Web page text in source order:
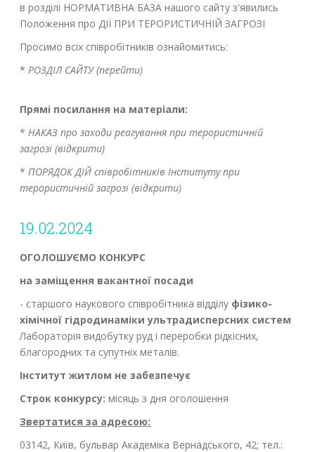
в розділі НОРМАТИВНА БАЗА нашого сайту з'явились
Положення про ДІЇ ПРИ ТЕРОРИСТИЧНІЙ ЗАГРОЗІ
Просимо всіх співробітників ознайомитись:
*РОЗДІЛ САЙТУ (перейти)
Прямі посилання на матеріали:
*НАКАЗ про заходи реагування при терористичній
загрозі (відкрити)
*ПОРЯДОК ДІЙ співробітників Інституту при
терористичній загрозі (відкрити)
19.02.2024
ОГОЛОШУЄМО КОНКУРС
на заміщення вакантної посади
- старшого наукового співробітника відділу фізико-
хімічної гідродинаміки ультрадисперсних систем
Лабораторія видобутку руд і переробки рідкісних,
благородних та супутніх металів.
Інститут житлом не забезпечує
Строк конкурсу: місяць з дня оголошення
Звертатися за адресою:
03142, Київ, бульвар Академіка Вернадського, 42; тел.: